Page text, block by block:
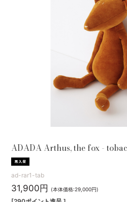
ADADA Arthus, the fox -
ad-rar1-tab
31,900円 (本体価格:29,000円)